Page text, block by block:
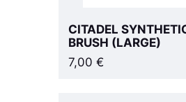
CITADEL
BRUSH (LARGE)
7,00 €